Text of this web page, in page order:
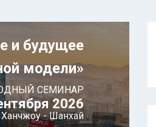
и будущее
модели»
СЕМИНАР
2026
Ханчжоу - Шанхай